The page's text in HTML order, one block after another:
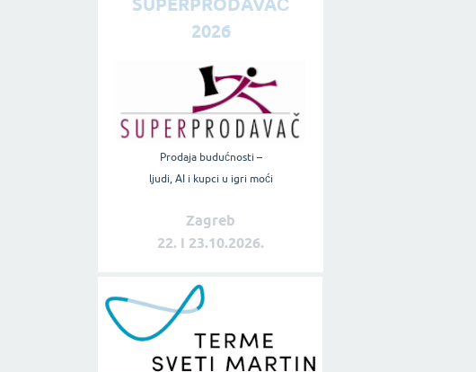
SUPERPRODAVAČ
2026
Prodaja budućnosti –
ljudi, AI i kupci u igri moći
Zagreb
22. i 23.10.2026.